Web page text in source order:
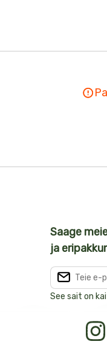
Saage
ja
See sait on